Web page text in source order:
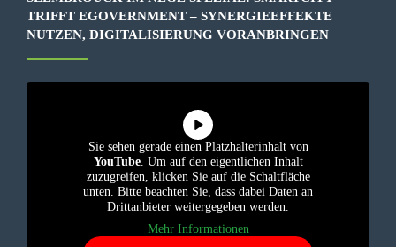
TRIFFT EGOVERNMENT – SYNERGIEEFFEKTE
NUTZEN, DIGITALISIERUNG VORANBRINGEN
Sie sehen gerade einen Platzhalterinhalt von
YouTube. Um auf den eigentlichen Inhalt
zuzugreifen, klicken Sie auf die Schaltfläche
unten. Bitte beachten Sie, dass dabei Daten an
Drittanbieter weitergegeben werden.
Mehr Informationen